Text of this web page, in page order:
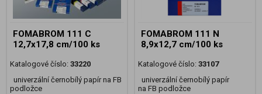
FOMABROM 111 C
12,7x17,8 cm/100 ks
Katalogové číslo: 33220
univerzální černobílý papír na FB
podložce
FOMABROM 111 N
8,9x12,7 cm/100 ks
Katalogové číslo: 33107
univerzální černobílý papír
na FB podložce